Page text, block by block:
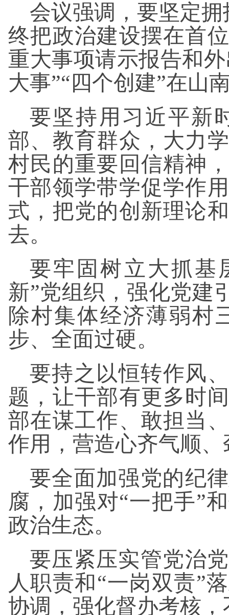
会议强调，要坚定
终把政治建设摆在首
重大事项请示报告和
大事”“四个创建”在山
要坚持用习近平新
部、教育群众，大力
村民的重要回信精神
干部领学带学促学作
式，把党的创新理论
去。
要牢固树立大抓基
新”党组织，强化党建
除村集体经济薄弱村
步、全面过硬。
要持之以恒转作风
题，让干部有更多时
部在谋工作、敢担当
作用，营造心齐气顺
要全面加强党的纪
腐，加强对“一把手”
政治生态。
要压紧压实管党治
人职责和“一岗双责”
协调，强化督办考核